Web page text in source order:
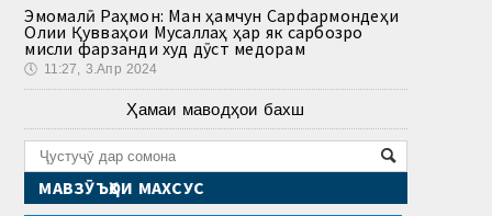
Эмомалӣ Раҳмон: Ман ҳамчун Сарфармондеҳи
Олии Қувваҳои Мусаллаҳ ҳар як сарбозро
мисли фарзанди худ дӯст медорам
🕔 11:27, 3.Апр 2024
Ҳамаи маводҳои бахш
МАВЗӮЪҲОИ МАХСУС